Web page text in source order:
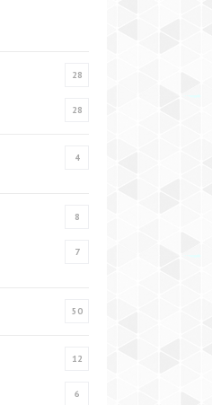
28
28
4
8
7
50
12
6